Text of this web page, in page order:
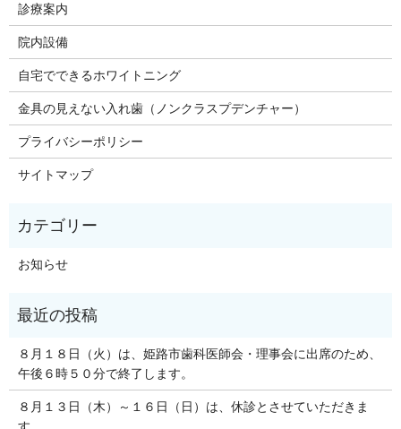
診療案内
院内設備
自宅でできるホワイトニング
金具の見えない入れ歯（ノンクラスプデンチャー）
プライバシーポリシー
サイトマップ
お知らせ
８月１８日（火）は、姫路市歯科医師会・理事会に出席のため、
午後６時５０分で終了します。
８月１３日（木）～１６日（日）は、休診とさせていただきま
す。